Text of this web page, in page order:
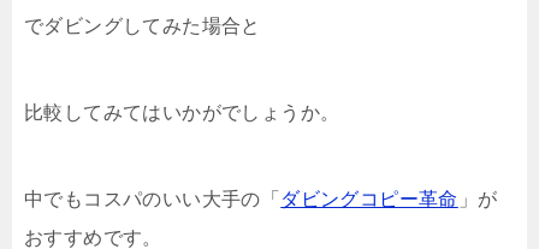
でダビングしてみた場合と
比較してみてはいかがでしょうか。
中でもコスパのいい大手の「 ダビングコピー革命 」が
おすすめです。